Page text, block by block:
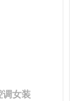
调女装